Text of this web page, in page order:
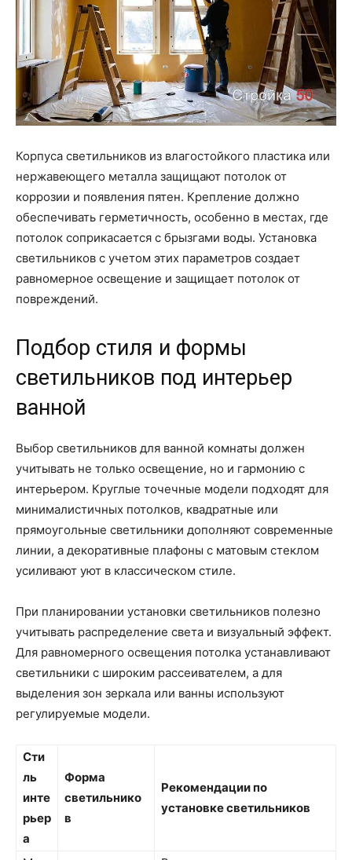
Корпуса светильников из влагостойкого пластика или
нержавеющего металла защищают потолок от
коррозии и появления пятен. Крепление должно
обеспечивать герметичность, особенно в местах, где
потолок соприкасается с брызгами воды. Установка
светильников с учетом этих параметров создает
равномерное освещение и защищает потолок от
повреждений.
Подбор стиля и формы
светильников под интерьер
ванной
Выбор светильников для ванной комнаты должен
учитывать не только освещение, но и гармонию с
интерьером. Круглые точечные модели подходят для
минималистичных потолков, квадратные или
прямоугольные светильники дополняют современные
линии, а декоративные плафоны с матовым стеклом
усиливают уют в классическом стиле.
При планировании установки светильников полезно
учитывать распределение света и визуальный эффект.
Для равномерного освещения потолка устанавливают
светильники с широким рассеивателем, а для
выделения зон зеркала или ванны используют
регулируемые модели.
Сти
ль
инте
рьер
а
Форма
светильнико
в
Рекомендации по
установке светильников